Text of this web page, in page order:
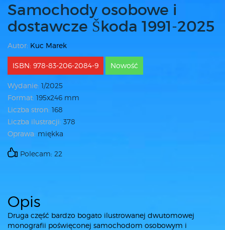
Samochody osobowe i
dostawcze Škoda 1991-2025
Autor: Kuc Marek
ISBN: 978-83-206-2084-9 Nowość
Wydanie: 1/2025
Format: 195x246 mm
Liczba stron: 168
Liczba ilustracji: 378
Oprawa: miękka
Polecam: 22
Opis
Druga część bardzo bogato ilustrowanej dwutomowej
monografii poświęconej samochodom osobowym i